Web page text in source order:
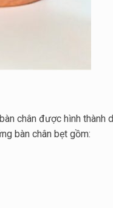
chân được hình
bàn chân bẹt gồm: